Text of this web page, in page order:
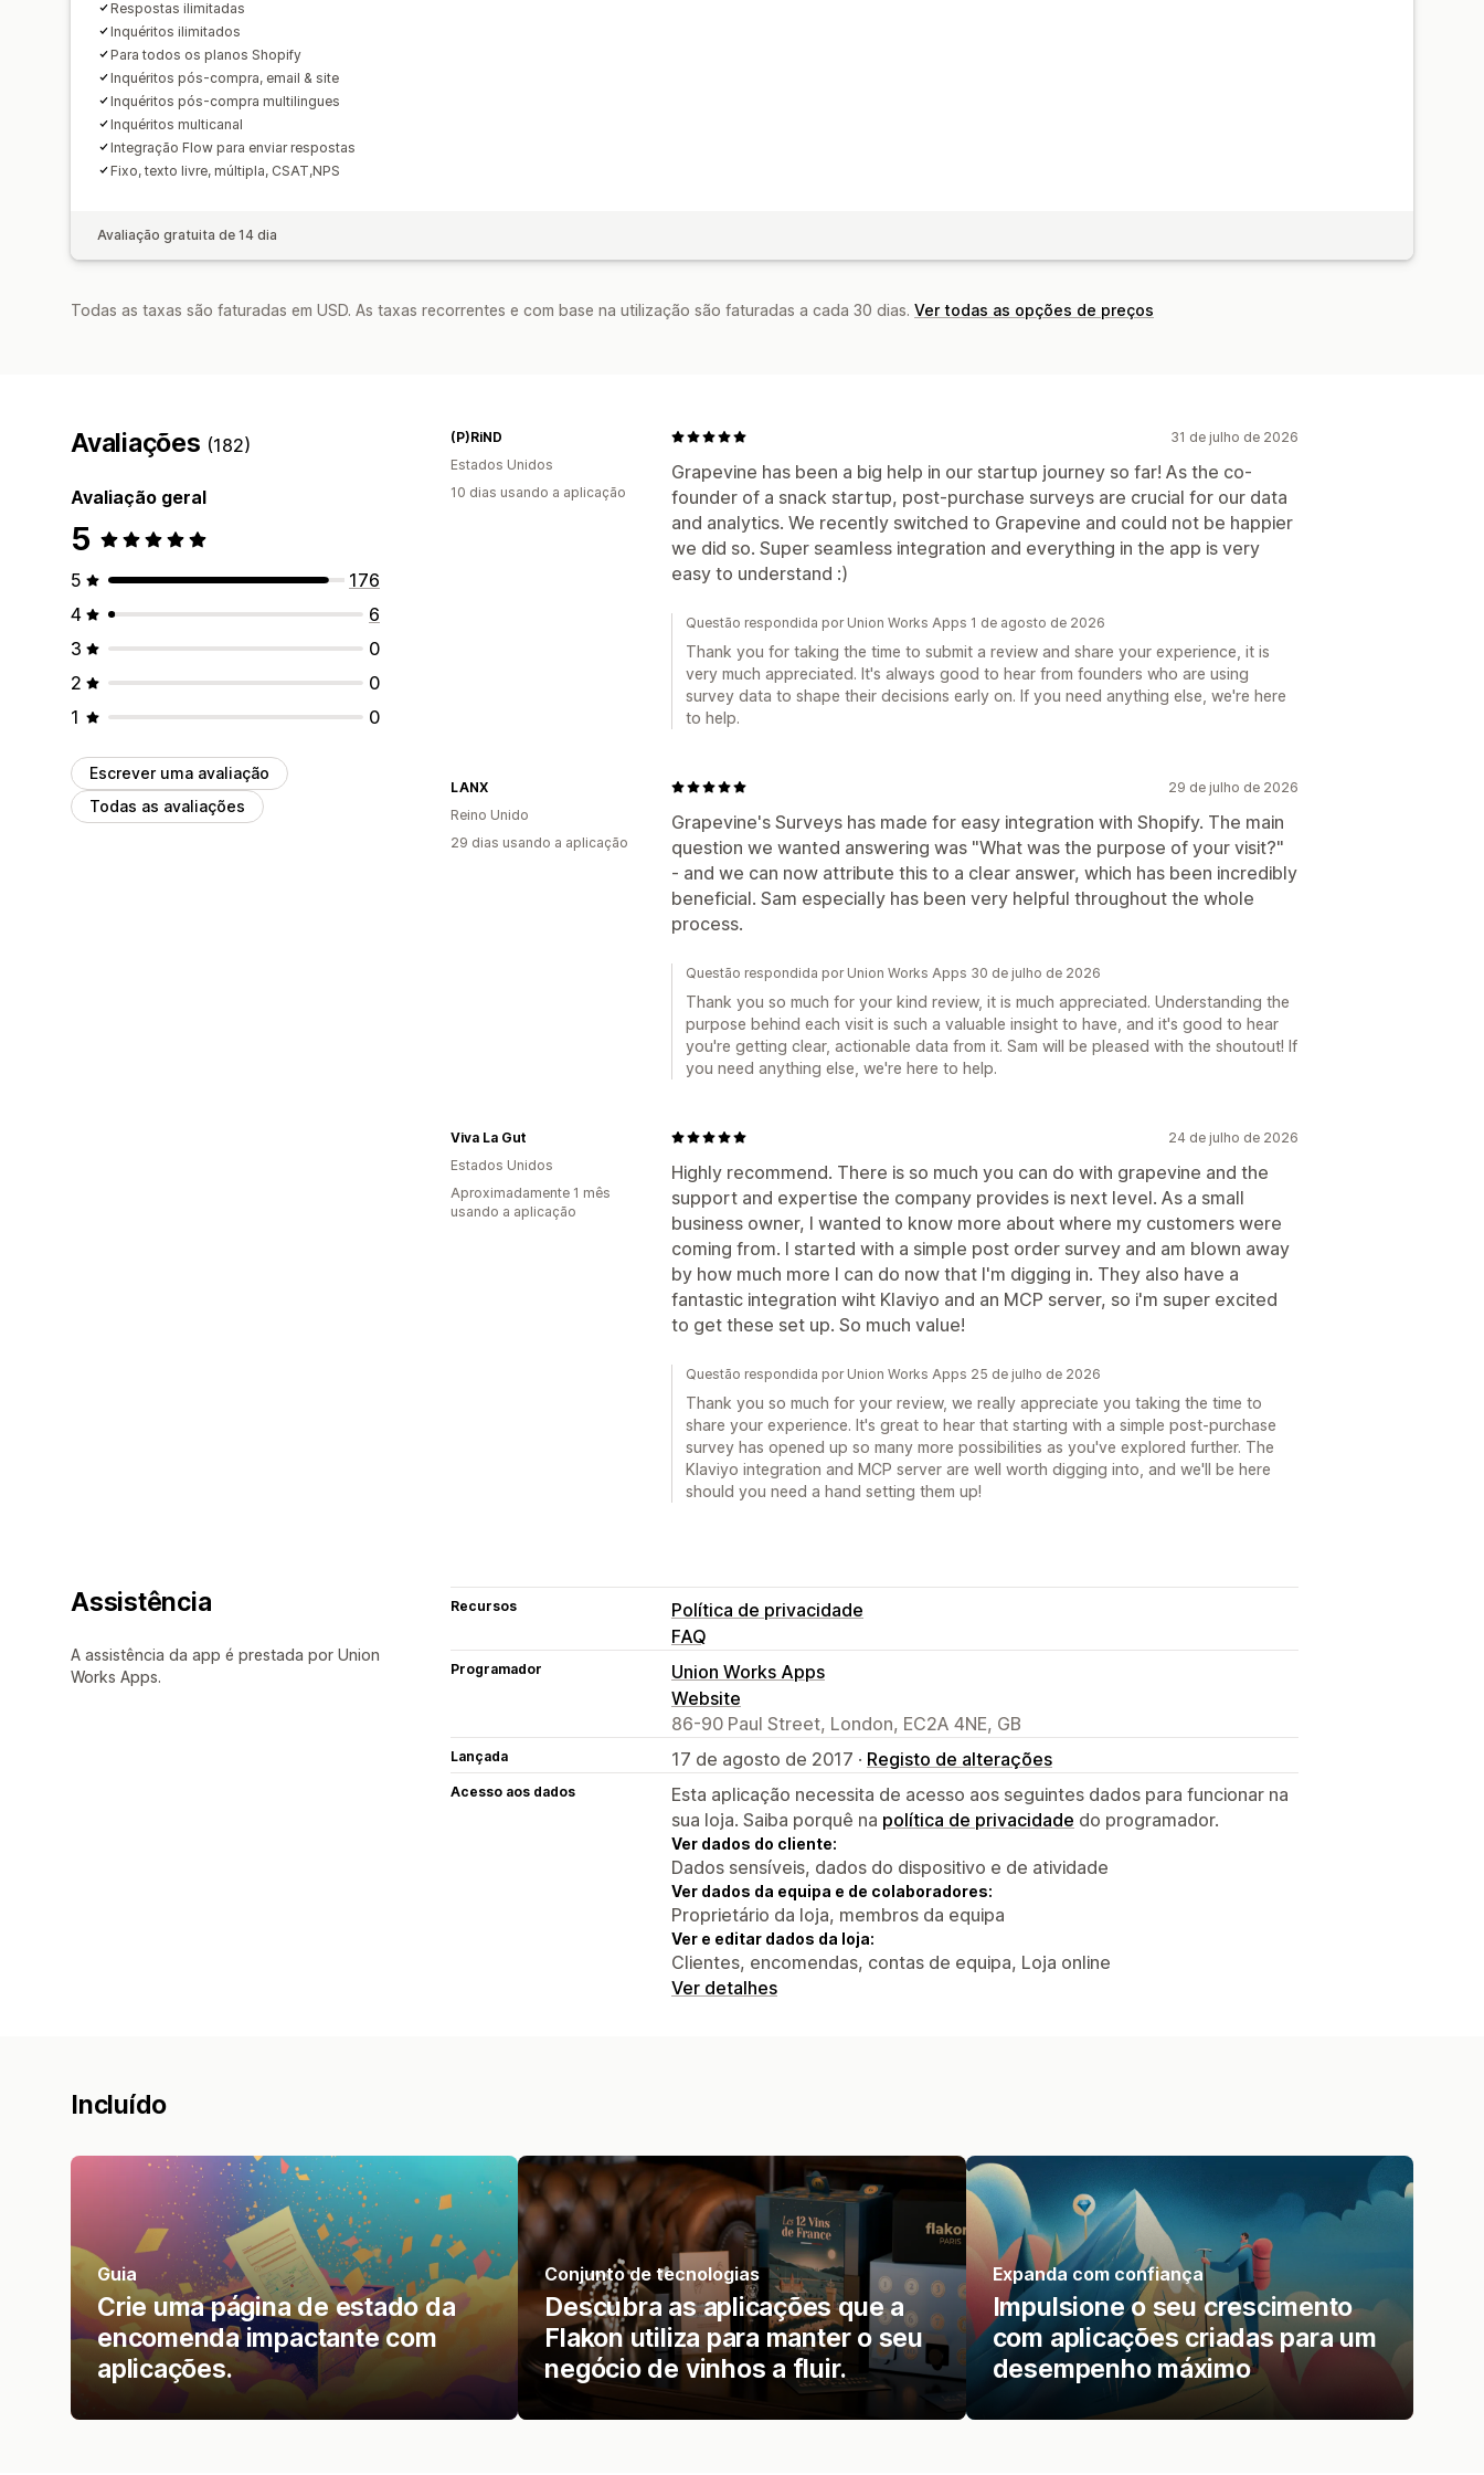
Respostas ilimitadas
Inquéritos ilimitados
Para todos os planos Shopify
Inquéritos pós-compra, email & site
Inquéritos pós-compra multilingues
Inquéritos multicanal
Integração Flow para enviar respostas
Fixo, texto livre, múltipla, CSAT,NPS
Avaliação gratuita de 14 dia
Todas as taxas são faturadas em USD. As taxas recorrentes e com base na utilização são faturadas a cada 30 dias. Ver todas as opções de preços
Avaliações (182)
Avaliação geral
5
5
176
4
6
3
0
2
0
1
0
Escrever uma avaliação
Todas as avaliações
31 de julho de 2026
Grapevine has been a big help in our startup journey so far! As the co-
founder of a snack startup, post-purchase surveys are crucial for our data
and analytics. We recently switched to Grapevine and could not be happier
we did so. Super seamless integration and everything in the app is very
easy to understand :)
(P)RiND
Estados Unidos
10 dias usando a aplicação
Questão respondida por Union Works Apps 1 de agosto de 2026
Thank you for taking the time to submit a review and share your experience, it is
very much appreciated. It's always good to hear from founders who are using
survey data to shape their decisions early on. If you need anything else, we're here
to help.
29 de julho de 2026
Grapevine's Surveys has made for easy integration with Shopify. The main
question we wanted answering was "What was the purpose of your visit?"
- and we can now attribute this to a clear answer, which has been incredibly
beneficial. Sam especially has been very helpful throughout the whole
process.
LANX
Reino Unido
29 dias usando a aplicação
Questão respondida por Union Works Apps 30 de julho de 2026
Thank you so much for your kind review, it is much appreciated. Understanding the
purpose behind each visit is such a valuable insight to have, and it's good to hear
you're getting clear, actionable data from it. Sam will be pleased with the shoutout! If
you need anything else, we're here to help.
24 de julho de 2026
Highly recommend. There is so much you can do with grapevine and the
support and expertise the company provides is next level. As a small
business owner, I wanted to know more about where my customers were
coming from. I started with a simple post order survey and am blown away
by how much more I can do now that I'm digging in. They also have a
fantastic integration wiht Klaviyo and an MCP server, so i'm super excited
to get these set up. So much value!
Viva La Gut
Estados Unidos
Aproximadamente 1 mês
usando a aplicação
Questão respondida por Union Works Apps 25 de julho de 2026
Thank you so much for your review, we really appreciate you taking the time to
share your experience. It's great to hear that starting with a simple post-purchase
survey has opened up so many more possibilities as you've explored further. The
Klaviyo integration and MCP server are well worth digging into, and we'll be here
should you need a hand setting them up!
Assistência
A assistência da app é prestada por Union
Works Apps.
Recursos
Política de privacidade
FAQ
Programador
Union Works Apps
Website
86-90 Paul Street, London, EC2A 4NE, GB
Lançada 17 de agosto de 2017 · Registo de alterações
Acesso aos dados
Esta aplicação necessita de acesso aos seguintes dados para funcionar na
sua loja. Saiba porquê na política de privacidade do programador.
Ver dados do cliente:
Dados sensíveis, dados do dispositivo e de atividade
Ver dados da equipa e de colaboradores:
Proprietário da loja, membros da equipa
Ver e editar dados da loja:
Clientes, encomendas, contas de equipa, Loja online
Ver detalhes
Incluído
Guia
Crie uma página de estado da
encomenda impactante com
aplicações.
Conjunto de tecnologias
Descubra as aplicações que a
Flakon utiliza para manter o seu
negócio de vinhos a fluir.
Expanda com confiança
Impulsione o seu crescimento
com aplicações criadas para um
desempenho máximo